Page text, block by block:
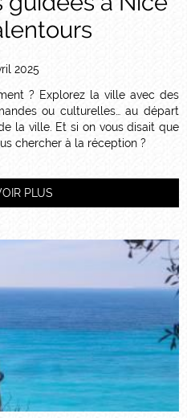
2025
? Explorez la ville avec des
ou culturelles… au départ
la ville. Et si on vous disait que
chercher à la réception ?
PLUS